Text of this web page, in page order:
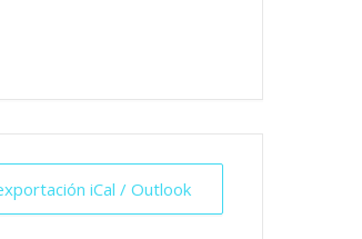
iCal / Outlook